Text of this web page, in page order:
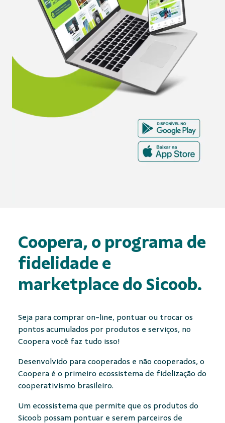
Coopera, o programa de
fidelidade e
marketplace do Sicoob.
Seja para comprar on-line, pontuar ou trocar os
pontos acumulados por produtos e serviços, no
Coopera você faz tudo isso!
Desenvolvido para cooperados e não cooperados, o
Coopera é o primeiro ecossistema de fidelização do
cooperativismo brasileiro.
Um ecossistema que permite que os produtos do
Sicoob possam pontuar e serem parceiros de